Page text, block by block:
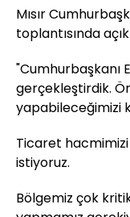
Mısır
toplantısında
"Cumhurbaşkanı
gerçekleştirdik.
yapabileceğimizi
Ticaret
istiyoruz.
Bölgemiz çok